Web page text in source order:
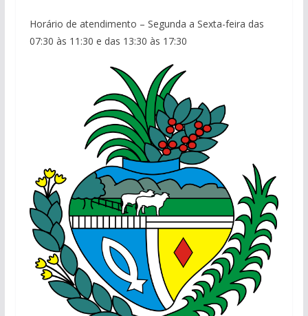
Horário de atendimento – Segunda a Sexta-feira das
07:30 às 11:30 e das 13:30 às 17:30